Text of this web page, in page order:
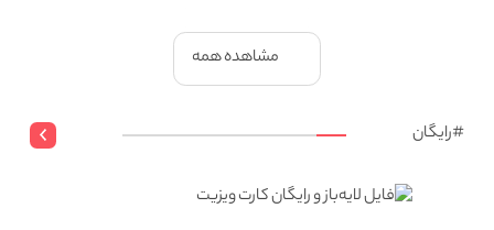
مشاهده همه
‌#رایگان